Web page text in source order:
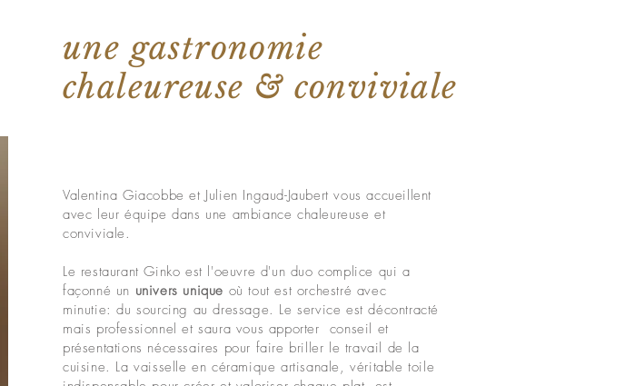
une gastronomie
chaleureuse & conviviale
Valentina Giacobbe et Julien Ingaud-Jaubert vous accueillent
avec leur équipe dans une ambiance chaleureuse et
conviviale.
Le restaurant Ginko est l'oeuvre d'un duo complice qui a
façonné un univers unique où tout est orchestré avec
minutie: du sourcing au dressage. Le service est décontracté
mais professionnel et saura vous apporter conseil et
présentations nécessaires pour faire briller le travail de la
cuisine. La vaisselle en céramique artisanale, véritable toile